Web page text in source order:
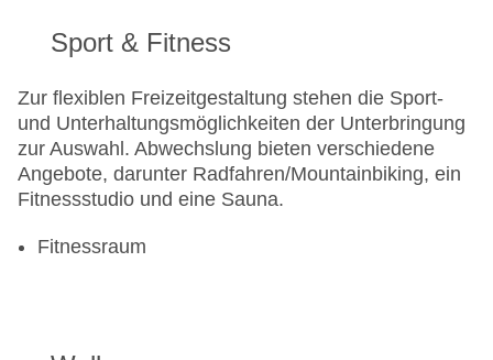
Sport & Fitness
Zur flexiblen Freizeitgestaltung stehen die Sport-
und Unterhaltungsmöglichkeiten der Unterbringung
zur Auswahl. Abwechslung bieten verschiedene
Angebote, darunter Radfahren/Mountainbiking, ein
Fitnessstudio und eine Sauna.
Fitnessraum